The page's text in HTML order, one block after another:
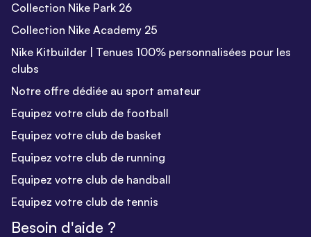
Collection Nike Park 26
Collection Nike Academy 25
Nike Kitbuilder | Tenues 100% personnalisées pour les
clubs
Notre offre dédiée au sport amateur
Equipez votre club de football
Equipez votre club de basket
Equipez votre club de running
Equipez votre club de handball
Equipez votre club de tennis
Besoin d'aide ?